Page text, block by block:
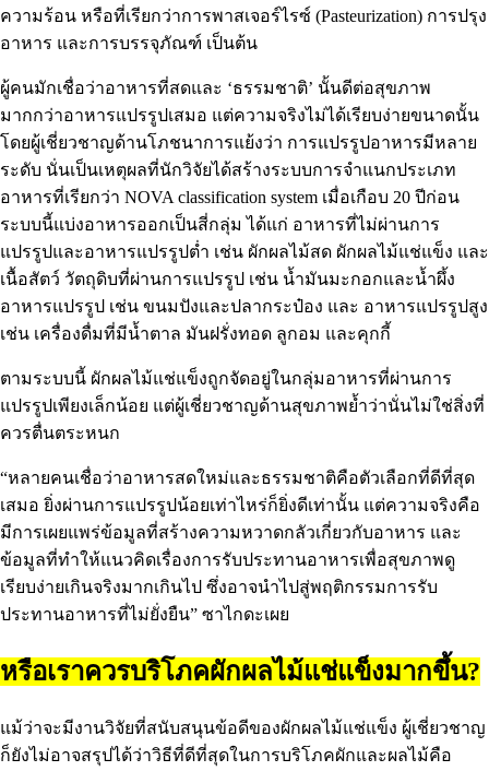
ความร้อน หรือที่เรียกว่าการพาสเจอร์ไรซ์ (Pasteurization) การปรุง
อาหาร และการบรรจุภัณฑ์ เป็นต้น
ผู้คนมักเชื่อว่าอาหารที่สดและ ‘ธรรมชาติ’ นั้นดีต่อสุขภาพ
มากกว่าอาหารแปรรูปเสมอ แต่ความจริงไม่ได้เรียบง่ายขนาดนั้น
โดยผู้เชี่ยวชาญด้านโภชนาการแย้งว่า การแปรรูปอาหารมีหลาย
ระดับ นั่นเป็นเหตุผลที่นักวิจัยได้สร้างระบบการจำแนกประเภท
อาหารที่เรียกว่า NOVA classification system เมื่อเกือบ 20 ปีก่อน
ระบบนี้แบ่งอาหารออกเป็นสี่กลุ่ม ได้แก่ อาหารที่ไม่ผ่านการ
แปรรูปและอาหารแปรรูปต่ำ เช่น ผักผลไม้สด ผักผลไม้แช่แข็ง และ
เนื้อสัตว์ วัตถุดิบที่ผ่านการแปรรูป เช่น น้ำมันมะกอกและน้ำผึ้ง
อาหารแปรรูป เช่น ขนมปังและปลากระป๋อง และ อาหารแปรรูปสูง
เช่น เครื่องดื่มที่มีน้ำตาล มันฝรั่งทอด ลูกอม และคุกกี้
ตามระบบนี้ ผักผลไม้แช่แข็งถูกจัดอยู่ในกลุ่มอาหารที่ผ่านการ
แปรรูปเพียงเล็กน้อย แต่ผู้เชี่ยวชาญด้านสุขภาพย้ำว่านั่นไม่ใช่สิ่งที่
ควรตื่นตระหนก
“หลายคนเชื่อว่าอาหารสดใหม่และธรรมชาติคือตัวเลือกที่ดีที่สุด
เสมอ ยิ่งผ่านการแปรรูปน้อยเท่าไหร่ก็ยิ่งดีเท่านั้น แต่ความจริงคือ
มีการเผยแพร่ข้อมูลที่สร้างความหวาดกลัวเกี่ยวกับอาหาร และ
ข้อมูลที่ทำให้แนวคิดเรื่องการรับประทานอาหารเพื่อสุขภาพดู
เรียบง่ายเกินจริงมากเกินไป ซึ่งอาจนำไปสู่พฤติกรรมการรับ
ประทานอาหารที่ไม่ยั่งยืน” ซาไกดะเผย
หรือเราควรบริโภคผักผลไม้แช่แข็งมากขึ้น?
แม้ว่าจะมีงานวิจัยที่สนับสนุนข้อดีของผักผลไม้แช่แข็ง ผู้เชี่ยวชาญ
ก็ยังไม่อาจสรุปได้ว่าวิธีที่ดีที่สุดในการบริโภคผักและผลไม้คือ